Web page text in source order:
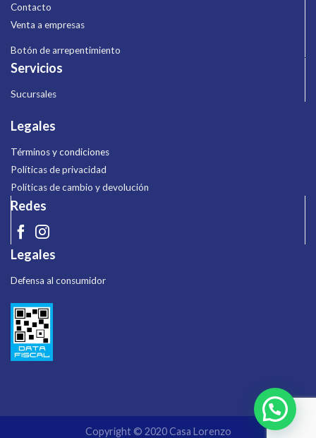
Contacto
Venta a empresas
Botón de arrepentimiento
Servicios
Sucursales
Legales
Términos y condiciones
Políticas de privacidad
Políticas de cambio y devolución
Redes
Legales
Defensa al consumidor
Copyright © 2020 Casa Lorenzo